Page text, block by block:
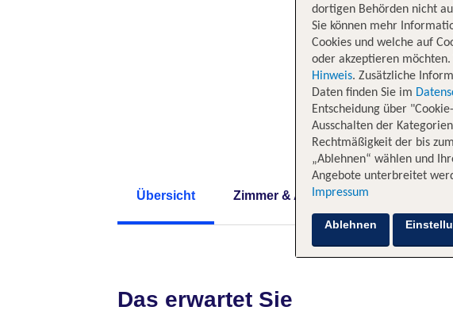
Übersicht Zimmer & Angebote
Das erwartet Sie
dortigen Behörden nicht
Sie können mehr
Cookies und welche auf
oder akzeptieren
Hinweis. Zusätzliche
Daten finden Sie im
Entscheidung über
Ausschalten der
Rechtmäßigkeit der bis
„Ablehnen“ wählen und
Angebote unterbreitet
Impressum
Ablehnen